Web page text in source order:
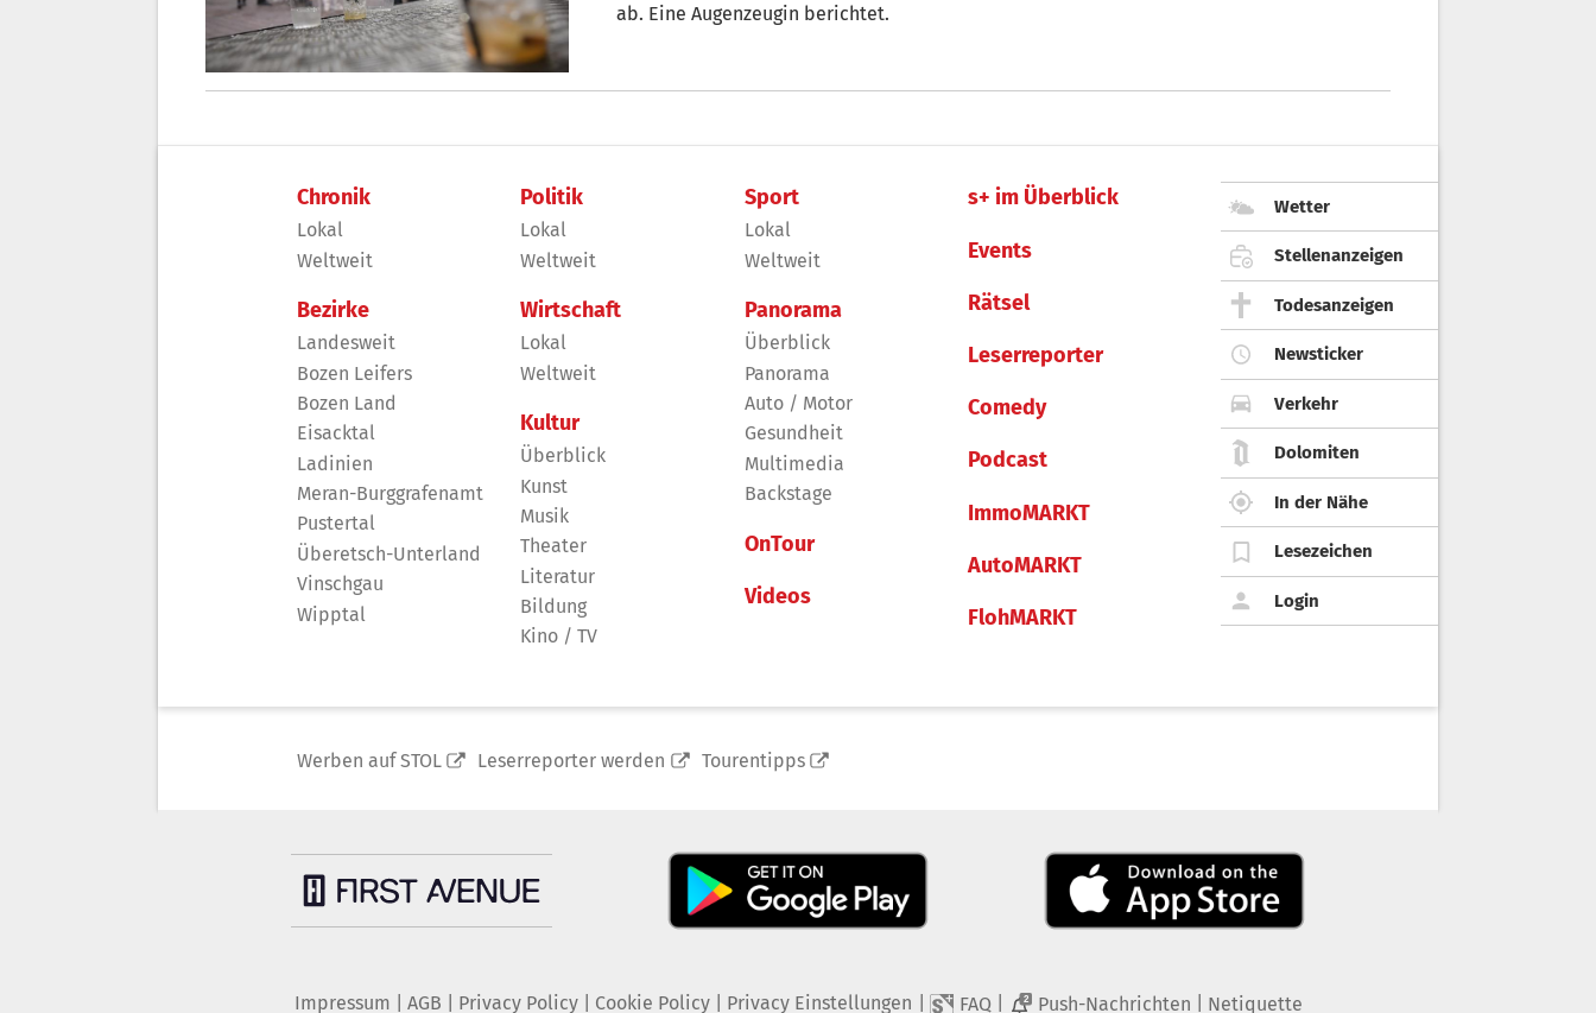
ab. Eine Augenzeugin berichtet.
Chronik
Lokal
Weltweit
Bezirke
Landesweit
Bozen Leifers
Bozen Land
Eisacktal
Ladinien
Meran-Burggrafenamt
Pustertal
Überetsch-Unterland
Vinschgau
Wipptal
Politik
Lokal
Weltweit
Wirtschaft
Lokal
Weltweit
Kultur
Überblick
Kunst
Musik
Theater
Literatur
Bildung
Kino / TV
Sport
Lokal
Weltweit
Panorama
Überblick
Panorama
Auto / Motor
Gesundheit
Multimedia
Backstage
OnTour
Videos
s+ im Überblick
Events
Rätsel
Leserreporter
Comedy
Podcast
ImmoMARKT
AutoMARKT
FlohMARKT
Wetter
Stellenanzeigen
Todesanzeigen
Newsticker
Verkehr
Dolomiten
In der Nähe
Lesezeichen
Login
Werben auf STOL Leserreporter werden Tourentipps
Impressum AGB Privacy Policy| Cookie Policy| Privacy Einstellungen FAQ 2 Push-Nachrichten Netiquette